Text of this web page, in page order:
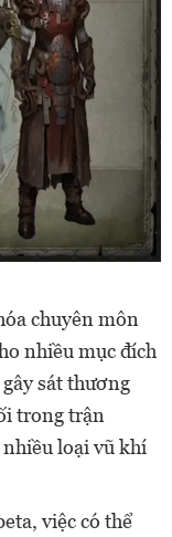
chuyên môn
nhiều mục đích
sát thương
trong trận
loại vũ khí
việc có thể